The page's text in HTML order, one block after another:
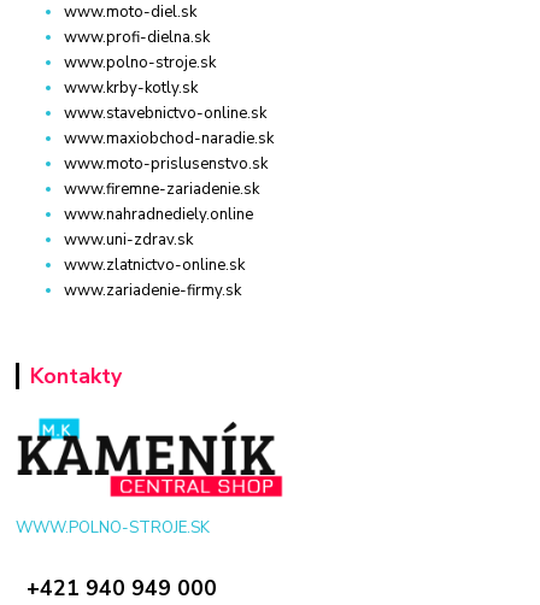
www.moto-diel.sk
www.profi-dielna.sk
www.polno-stroje.sk
www.krby-kotly.sk
www.stavebnictvo-online.sk
www.maxiobchod-naradie.sk
www.moto-prislusenstvo.sk
www.firemne-zariadenie.sk
www.nahradnediely.online
www.uni-zdrav.sk
www.zlatnictvo-online.sk
www.zariadenie-firmy.sk
Kontakty
WWW.POLNO-STROJE.SK
+421 940 949 000